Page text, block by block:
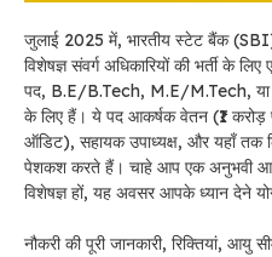
जुलाई 2025 में, भारतीय स्टेट बैंक
विशेषज्ञ संवर्ग अधिकारियों की भर्ती के
पद, B.E/B.Tech, M.E/M.Tech, या
के लिए हैं। ये पद आकर्षक वेतन (₹1
ऑडिट), सहायक उपाध्यक्ष, और यहाँ तक
पेशकश करते हैं। चाहे आप एक अनुभवी
विशेषज्ञ हों, यह अवसर आपके ध्यान देने
नौकरी की पूरी जानकारी, रिक्तियां,